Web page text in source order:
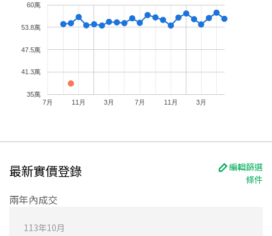
7月 11月 3月 7月 11月 3月
35萬
41.3萬
47.5萬
53.8萬
60萬
最新實價登錄
編輯篩選
條件
兩年內成交
113年10月